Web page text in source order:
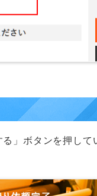
」ボタンを押して